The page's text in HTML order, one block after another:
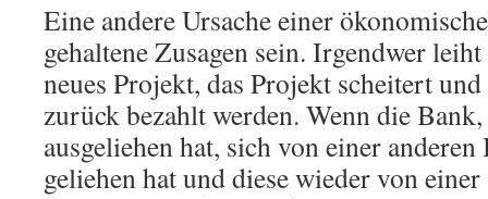
Eine andere Ursache einer
gehaltene Zusagen sein. Irgendwer
neues Projekt, das Projekt scheitert
zurück bezahlt werden. Wenn die
ausgeliehen hat, sich von einer
geliehen hat und diese wieder von